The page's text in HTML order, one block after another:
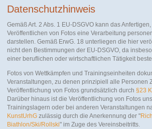
Datenschutzhinweis
Gemäß Art. 2 Abs. 1 EU-DSGVO kann das
Veröffentlichen von Fotos eine Verarbeitung
darstellen. Gemäß ErwG. 18 unterliegen die hier
nicht den Bestimmungen der EU-DSGVO, da
einer beruflichen oder wirtschaftlichen Tätigkeit
Fotos von Wettkämpfen und Trainingseinheiten
Veranstaltungen, zu denen prinzipiell alle Personen
Veröffentlichung von Fotos grundsätzlich durch §23
Darüber hinaus ist die Veröffentlichung von Fotos
Trainingslagern oder bei anderen Veranstaltungen
KunstUrhG zulässig durch die Anerkennung der "
Biathlon/Ski/Rollski" im Zuge des Vereinsbeitritts.